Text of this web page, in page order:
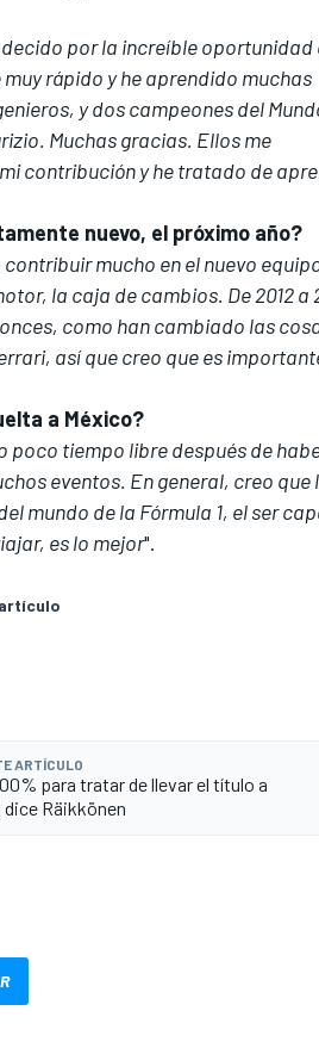
por la increíble oportunidad
rápido y he aprendido muchas
y dos campeones del
Muchas gracias. Ellos me
contribución y he tratado de
nuevo, el próximo año?
mucho en el nuevo
la caja de cambios. De 2012 a
como han cambiado las
así que creo que es
a México?
poco tiempo libre después de
eventos. En general, creo que
mundo de la Fórmula 1, el ser
es lo mejor".
ARTÍCULO
para tratar de llevar el título a
dice Räikkönen